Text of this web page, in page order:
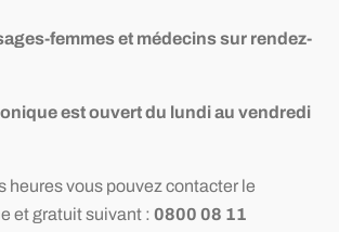
femmes et médecins sur rendez-
est ouvert du lundi au vendredi
heures vous pouvez contacter le
et gratuit suivant : 0800 08 11